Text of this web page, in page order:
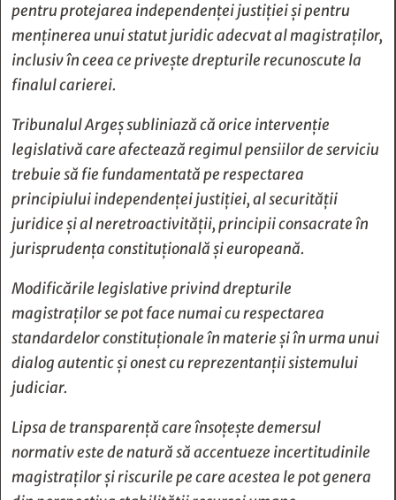
pentru protejarea independenței justiției și pentru
menținerea unui statut juridic adecvat al magistraților,
inclusiv în ceea ce privește drepturile recunoscute la
finalul carierei.
Tribunalul Argeș subliniază că orice intervenție
legislativă care afectează regimul pensiilor de serviciu
trebuie să fie fundamentată pe respectarea
principiului independenței justiției, al securității
juridice și al neretroactivității, principii consacrate în
jurisprudența constituțională și europeană.
Modificările legislative privind drepturile
magistraților se pot face numai cu respectarea
standardelor constituționale în materie și în urma unui
dialog autentic și onest cu reprezentanții sistemului
judiciar.
Lipsa de transparență care însoțește demersul
normativ este de natură să accentueze incertitudinile
magistraților și riscurile pe care acestea le pot genera